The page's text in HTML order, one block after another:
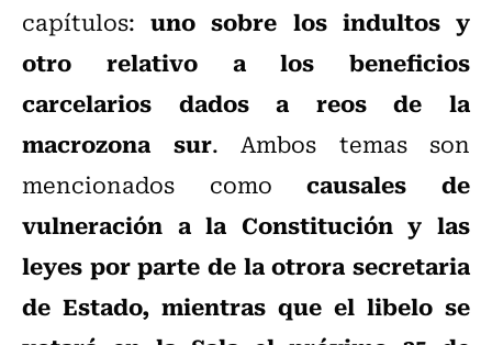
capítulos:uno sobre los indultos y
otro relativo a los beneficios
carcelarios dados a reos de la
macrozona sur. Ambos temas son
mencionados comocausales de
vulneración a la Constitución y las
leyes por parte de la otrora secretaria
de Estado, mientras que el libelo se